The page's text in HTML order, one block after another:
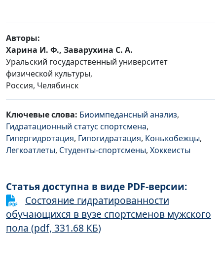
Авторы:
Харина И. Ф., Заварухина С. А.
Уральский государственный университет
физической культуры,
Россия, Челябинск
Ключевые слова: Биоимпедансный анализ,
Гидратационный статус спортсмена,
Гипергидротация, Гипогидратация, Конькобежцы,
Легкоатлеты, Студенты-спортсмены, Хоккеисты
Статья доступна в виде PDF-версии:
Состояние гидратированности
обучающихся в вузе спортсменов мужского
пола (pdf, 331.68 КБ)